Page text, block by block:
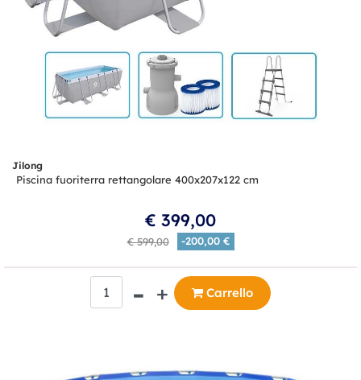
Jilong
Piscina fuoriterra rettangolare 400x207x122 cm
€ 599,00 -200,00 €
€ 399,00
Quantità
Carrello